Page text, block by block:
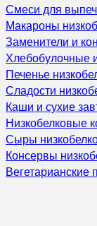
Смеси для
Макароны
Заменители и
Хлебобулочные
Печенье
Сладости
Каши и сухие
Низкобелковые
Сыры
Консервы
Вегетарианские